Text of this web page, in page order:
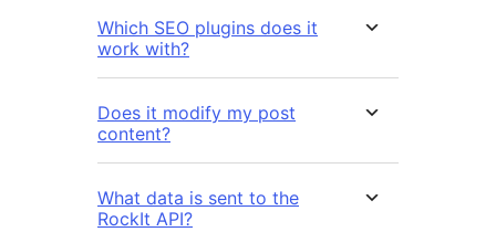
Which SEO plugins does it
work with?
Does it modify my post
content?
What data is sent to the
RockIt API?